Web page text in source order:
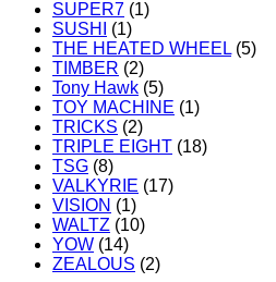
SUPER7 (1)
SUSHI
(1)
THE HEATED WHEEL (5)
TIMBER (2)
Tony Hawk (5)
TOY MACHINE (1)
TRICKS (2)
TRIPLE EIGHT (18)
TSG (8)
VALKYRIE (17)
VISION (1)
WALTZ (10)
YOW (14)
ZEALOUS (2)